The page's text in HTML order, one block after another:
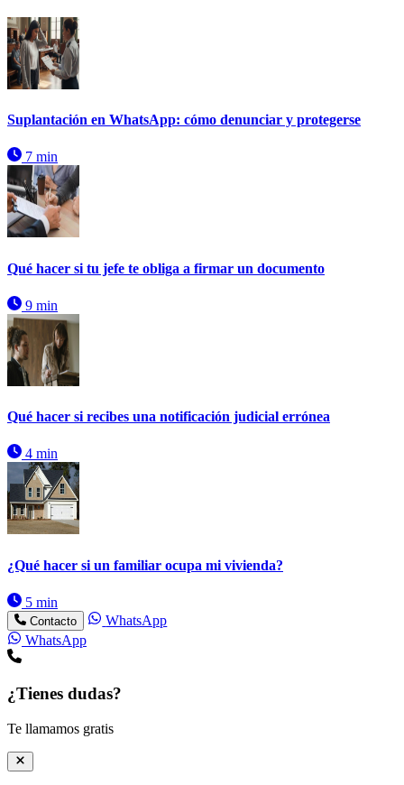
Suplantación en WhatsApp: cómo denunciar y protegerse
7 min
Qué hacer si tu jefe te obliga a firmar un documento
9 min
Qué hacer si recibes una notificación judicial errónea
4 min
¿Qué hacer si un familiar ocupa mi vivienda?
5 min
Contacto
WhatsApp
WhatsApp
¿Tienes dudas?
Te llamamos gratis